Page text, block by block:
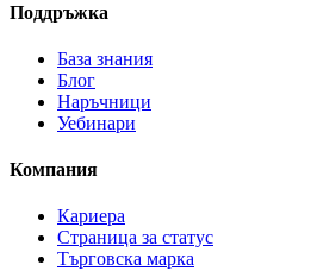
Поддръжка
База знания
Блог
Наръчници
Уебинари
Компания
Кариера
Страница за статус
Търговска марка